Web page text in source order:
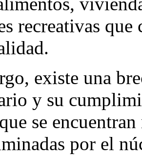
recreativas
existe una
y su
se
por el